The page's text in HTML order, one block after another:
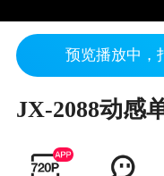
预览播放中，
JX-2088动感